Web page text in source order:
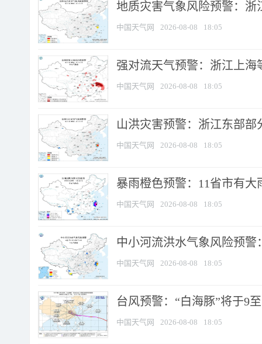
地质灾害气象风险预警：
中国天气网 2026-08-08 18:05
强对流天气预警：浙江上海
中国天气网 2026-08-08 18:05
山洪灾害预警：浙江东部
中国天气网 2026-08-08 18:05
暴雨橙色预警：11省市有
中国天气网 2026-08-08 18:05
中小河流洪水气象风险预
中国天气网 2026-08-08 18:05
台风预警：“白海豚”将于9
中国天气网 2026-08-08 18:05